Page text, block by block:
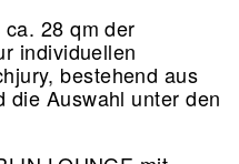
28 qm der
individuellen
bestehend aus
die Auswahl unter den